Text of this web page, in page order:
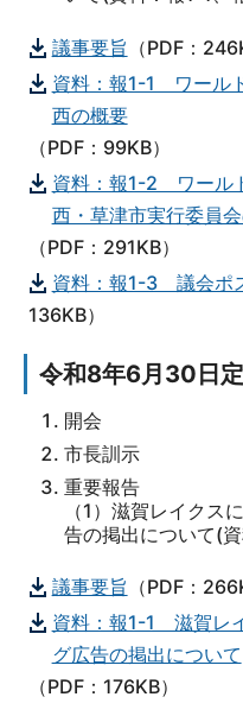
議事要旨 （PDF：
資料：報1-1 ワール
西の概要
（PDF：99KB）
資料：報1-2 ワール
西・草津市実行委員
（PDF：291KB）
資料：報1-3 議会ポ
136KB）
令和8年6月30日
開会
市長訓示
重要報告
（1）滋賀レイクス
告の掲出について(
議事要旨 （PDF：
資料：報1-1 滋賀レ
グ広告の掲出について
（PDF：176KB）